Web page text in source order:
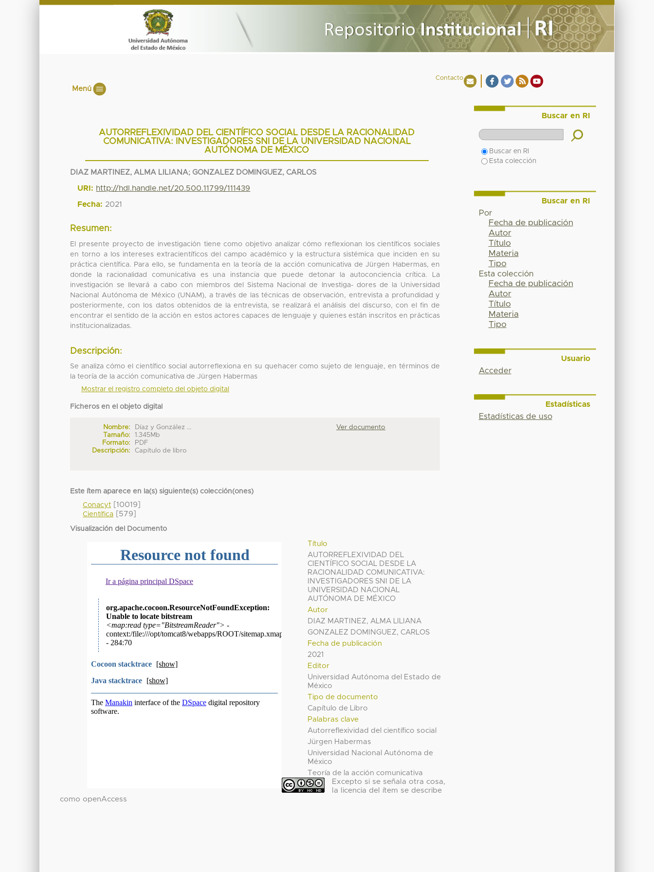
Contacto
Menú
AUTORREFLEXIVIDAD DEL CIENTÍFICO SOCIAL DESDE LA RACIONALIDAD
COMUNICATIVA: INVESTIGADORES SNI DE LA UNIVERSIDAD NACIONAL
AUTÓNOMA DE MÉXICO
DIAZ MARTINEZ, ALMA LILIANA; GONZALEZ DOMINGUEZ, CARLOS
URI: http://hdl.handle.net/20.500.11799/111439
Fecha: 2021
Resumen:
El presente proyecto de investigación tiene como objetivo analizar cómo reflexionan los científicos sociales
en torno a los intereses extracientíficos del campo académico y la estructura sistémica que inciden en su
práctica científica. Para ello, se fundamenta en la teoría de la acción comunicativa de Jürgen Habermas, en
donde la racionalidad comunicativa es una instancia que puede detonar la autoconciencia crítica. La
investigación se llevará a cabo con miembros del Sistema Nacional de Investiga- dores de la Universidad
Nacional Autónoma de México (UNAM), a través de las técnicas de observación, entrevista a profundidad y
posteriormente, con los datos obtenidos de la entrevista, se realizará el análisis del discurso, con el fin de
encontrar el sentido de la acción en estos actores capaces de lenguaje y quienes están inscritos en prácticas
institucionalizadas.
Descripción:
Se analiza cómo el científico social autorreflexiona en su quehacer como sujeto de lenguaje, en términos de
la teoría de la acción comunicativa de Jürgen Habermas
Mostrar el registro completo del objeto digital
Ficheros en el objeto digital
Nombre:
Díaz y González ...
Tamaño:
1.345Mb
Formato:
PDF
Descripción:
Capítulo de libro
Ver documento
Este ítem aparece en la(s) siguiente(s) colección(ones)
Conacyt [10019]
Científica [579]
Visualización del Documento
Título
AUTORREFLEXIVIDAD DEL
CIENTÍFICO SOCIAL DESDE LA
RACIONALIDAD COMUNICATIVA:
INVESTIGADORES SNI DE LA
UNIVERSIDAD NACIONAL
AUTÓNOMA DE MÉXICO
Autor
DIAZ MARTINEZ, ALMA LILIANA
GONZALEZ DOMINGUEZ, CARLOS
Fecha de publicación
2021
Editor
Universidad Autónoma del Estado de
México
Tipo de documento
Capítulo de Libro
Palabras clave
Autorreflexividad del científico social
Jürgen Habermas
Universidad Nacional Autónoma de
México
Teoría de la acción comunicativa
Excepto si se señala otra cosa,
la licencia del ítem se describe
como openAccess
Buscar en RI
Buscar en RI
Esta colección
Buscar en RI
Por
Fecha de publicación
Autor
Título
Materia
Tipo
Esta colección
Fecha de publicación
Autor
Título
Materia
Tipo
Usuario
Acceder
Estadísticas
Estadísticas de uso